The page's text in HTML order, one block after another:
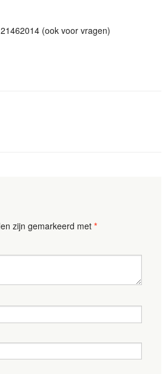
(ook voor vragen)
zijn gemarkeerd met *